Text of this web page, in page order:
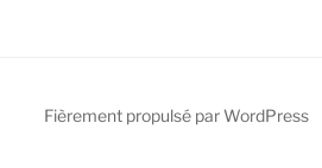
Fièrement propulsé par WordPress